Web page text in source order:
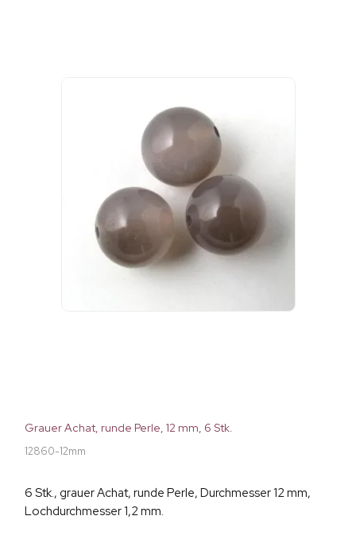
Grauer Achat, runde Perle, 12 mm, 6 Stk.
12860-12mm
6 Stk., grauer Achat, runde Perle, Durchmesser 12 mm,
Lochdurchmesser 1,2 mm.